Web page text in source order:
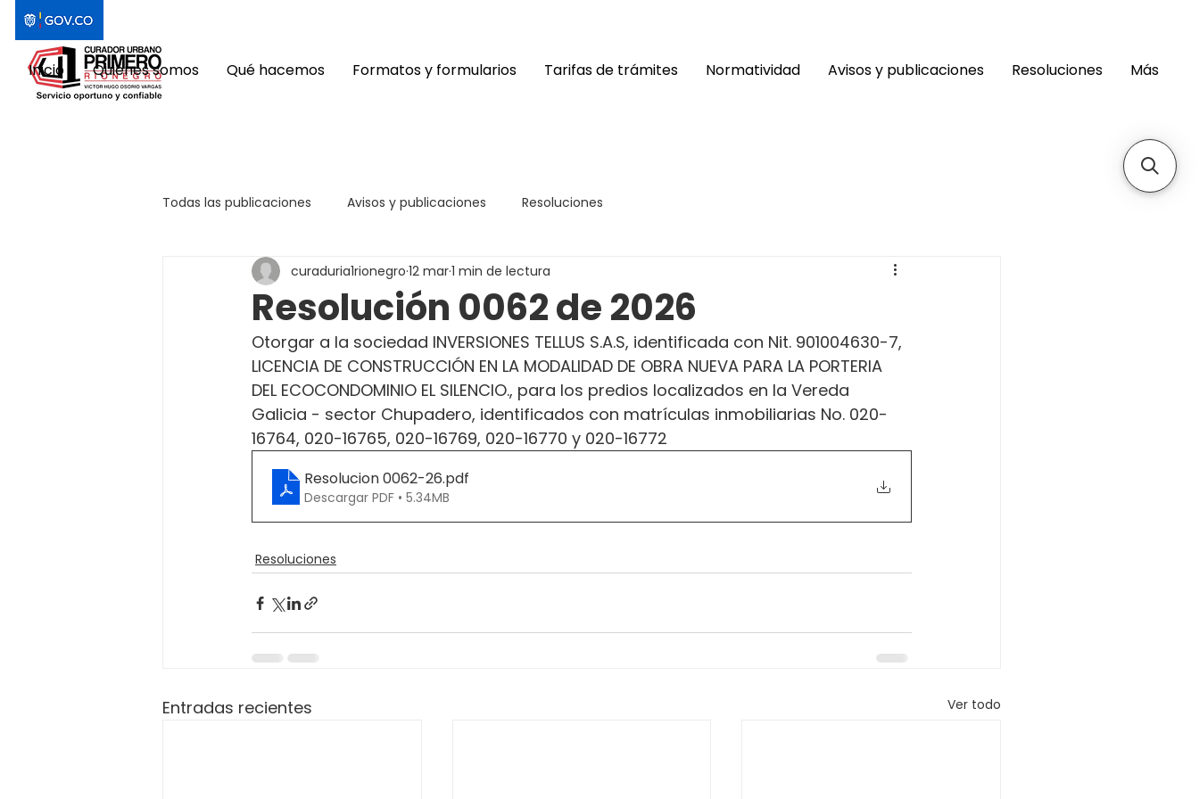
Inicio Quiénes somos Qué hacemos Formatos y formularios Tarifas de trámites Normatividad Avisos y publicaciones Resoluciones Más
Todas las publicaciones Avisos y publicaciones Resoluciones
Resolución 0062 de 2026
curaduria1rionegro 12 mar1 min de lectura
Otorgar a la sociedad INVERSIONES TELLUS S.A.S, identificada con Nit. 901004630-7,
LICENCIA DE CONSTRUCCIÓN EN LA MODALIDAD DE OBRA NUEVA PARA LA PORTERIA
DEL ECOCONDOMINIO EL SILENCIO., para los predios localizados en la Vereda
Galicia - sector Chupadero, identificados con matrículas inmobiliarias No. 020-
16764, 020-16765, 020-16769, 020-16770 y 020-16772
Resolucion 0062-26.pdf
Descargar PDF • 5.34MB
Resoluciones
Entradas recientes Ver todo